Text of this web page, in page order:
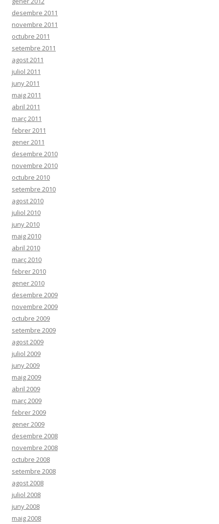
desembre 2011
novembre 2011
octubre 2011
setembre 2011
agost 2011
juliol 2011
juny 2011
maig 2011
abril 2011
març 2011
febrer 2011
gener 2011
desembre 2010
novembre 2010
octubre 2010
setembre 2010
agost 2010
juliol 2010
juny 2010
maig 2010
abril 2010
març 2010
febrer 2010
gener 2010
desembre 2009
novembre 2009
octubre 2009
setembre 2009
agost 2009
juliol 2009
juny 2009
maig 2009
abril 2009
març 2009
febrer 2009
gener 2009
desembre 2008
novembre 2008
octubre 2008
setembre 2008
agost 2008
juliol 2008
juny 2008
maig 2008